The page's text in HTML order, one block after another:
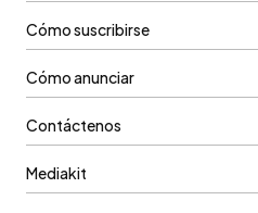
Cómo suscribirse
Cómo anunciar
Contáctenos
Mediakit